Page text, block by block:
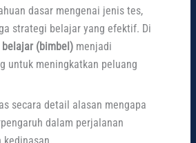
dasar mengenai jenis tes,
strategi belajar yang efektif. Di
belajar (bimbel) menjadi
untuk meningkatkan peluang
secara detail alasan mengapa
dalam perjalanan